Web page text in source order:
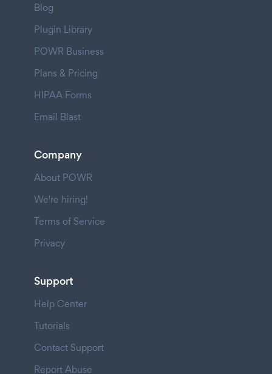
Blog
Plugin Library
POWR Business
Plans & Pricing
HIPAA Forms
Email Blast
Company
About POWR
We're hiring!
Terms of Service
Privacy
Support
Help Center
Tutorials
Contact Support
Report Abuse